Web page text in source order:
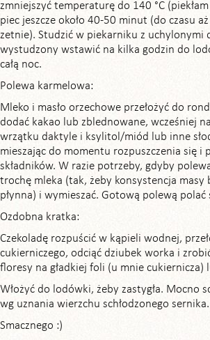
zmniejszyć temperaturę do 140 °C
piec jeszcze około 40-50 minut (do czasu
zetnie). Studzić w piekarniku z uchylonymi
wystudzony wstawić na kilka godzin do
całą noc.
Polewa karmelowa:
Mleko i masło orzechowe przełożyć do
dodać kakao lub zblednowane, wcześniej
wrzątku daktyle i ksylitol/miód lub inne
mieszając do momentu rozpuszczenia się i
składników. W razie potrzeby, gdyby
trochę mleka (tak, żeby konsystencja masy
płynna) i wymieszać. Gotową polewą polać
Ozdobna kratka:
Czekoladę rozpuścić w kąpieli wodnej,
cukierniczego, odciąć dziubek worka i
floresy na gładkiej foli (u mnie cukiernicza)
Włożyć do lodówki, żeby zastygła. Mocno
wg uznania wierzchu schłodzonego sernika.
Smacznego :)